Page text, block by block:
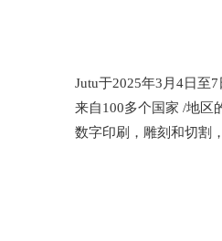
Jutu于2025年3月4日至7
来自100多个国家 /地区
数字印刷，雕刻和切割